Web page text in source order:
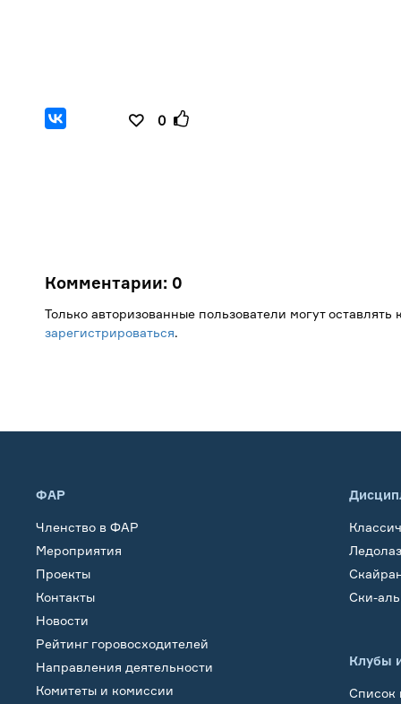
0
Комментарии: 0
Только авторизованные пользователи могут
зарегистрироваться.
ФАР
Членство в ФАР
Мероприятия
Проекты
Контакты
Новости
Рейтинг горовосходителей
Направления деятельности
Комитеты и комиссии
Ски-
Клубы
Список